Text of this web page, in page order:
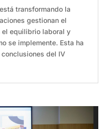
transformando la
gestionan el
el equilibrio laboral y
se implemente. Esta ha
del IV